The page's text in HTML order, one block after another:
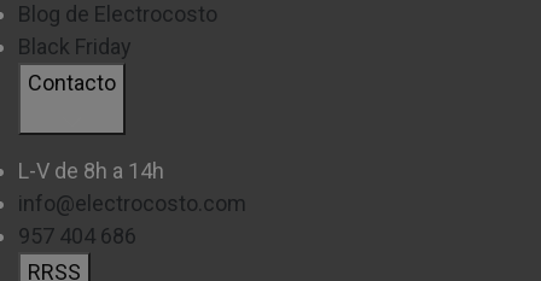
Blog de Electrocosto
Black Friday
Contacto
L-V de 8h a 14h
info@electrocosto.com
957 404 686
RRSS